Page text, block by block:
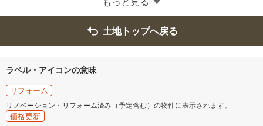
鴻巣市
草加市
蕨市
土地トップへ戻る
ラベル・アイコンの意味
リフォーム
リノベーション・リフォーム済み（予定含む）の物件に表示されます。
価格更新